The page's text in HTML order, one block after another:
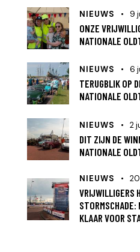
NIEUWS 9
ONZE
NATIONALE
NIEUWS 6
TERUGBLIK OP
NATIONALE
NIEUWS 2
DIT ZIJN DE
NATIONALE
NIEUWS
VRIJWILLIGERS
KLAAR VOOR